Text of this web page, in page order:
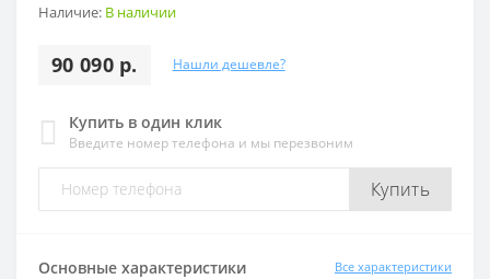
Наличие: В наличии
90 090 р. Нашли дешевле?
Купить в один клик
Введите номер телефона и мы перезвоним
Купить
Основные характеристики Все характеристики